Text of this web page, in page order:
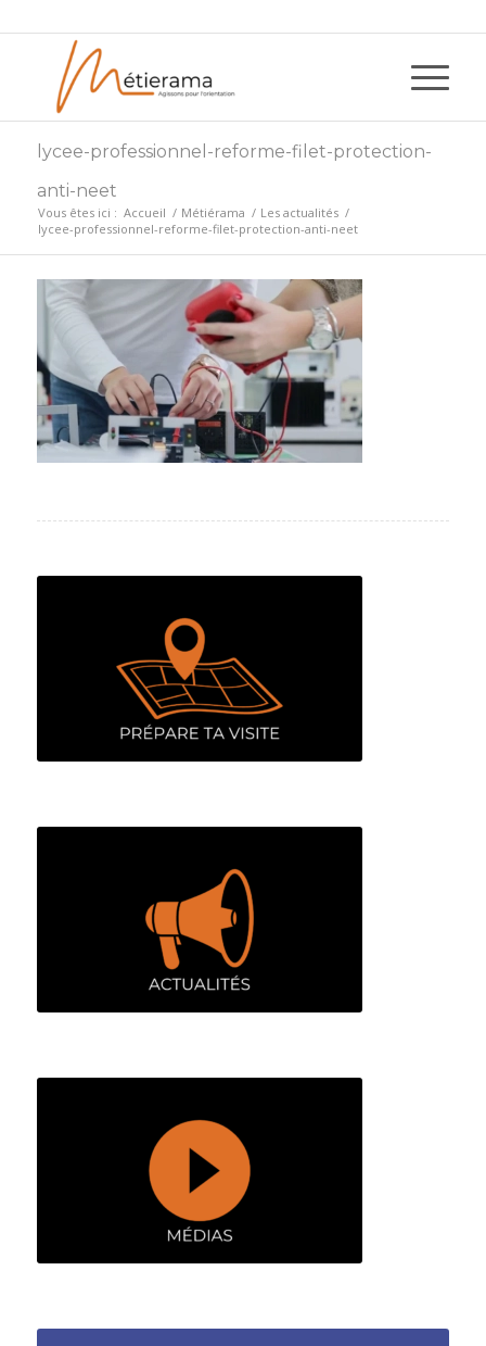
lycee-professionnel-reforme-filet-protection-
anti-neet
Vous êtes ici : Accueil / Métiérama / Les actualités /
lycee-professionnel-reforme-filet-protection-anti-neet